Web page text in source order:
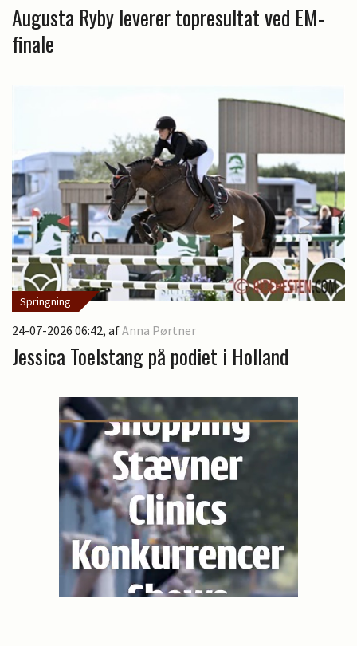
Augusta Ryby leverer topresultat ved EM-
finale
Springning
24-07-2026 06:42, afAnna Pørtner
Jessica Toelstang på podiet i Holland